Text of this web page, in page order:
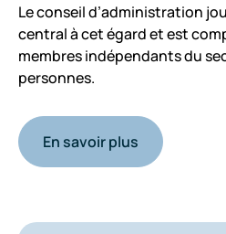
Le conseil d’administration
central à cet égard et est
membres indépendants du
personnes.
En savoir plus